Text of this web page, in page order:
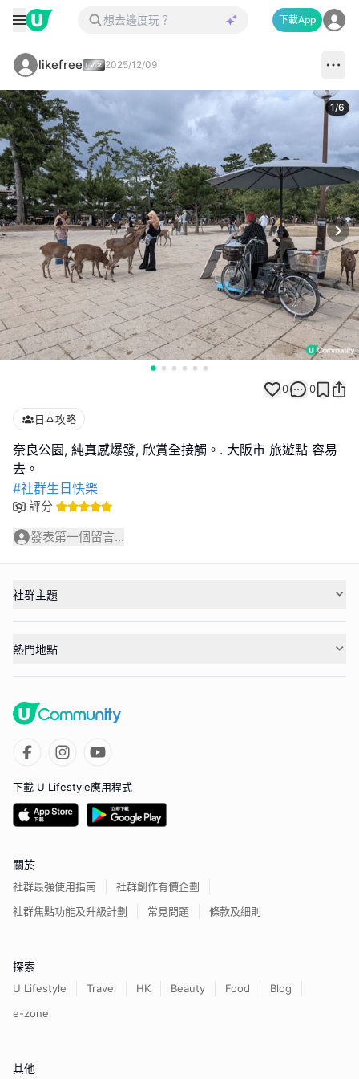
下載App
likefree 2025/12/09
1/6
0 0
日本攻略
奈良公園, 純真感爆發, 欣賞全接觸。. 大阪市 旅遊點 容易
#社群生日快樂
評分
發表第一個留言...
社群主題
熱門地點
下載 U Lifestyle應用程式
關於
社群最強使用指南
社群創作有價企劃
社群焦點功能及升級計劃
常見問題 條款及細則
探索
U Lifestyle Travel HK Beauty Food
Blog
e-zone
其他